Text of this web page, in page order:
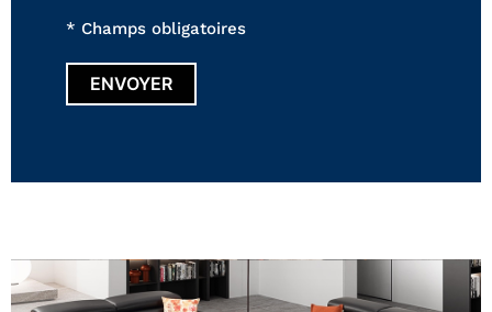
* Champs obligatoires